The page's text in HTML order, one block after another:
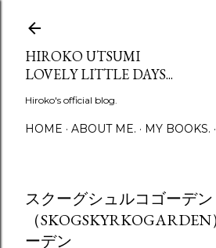
HIROKO UTSUMI
LOVELY LITTLE DAYS...
Hiroko's official blog.
HOME ABOUT ME. MY BOOKS.
スクーグシュルコゴーデン
（
ーデン